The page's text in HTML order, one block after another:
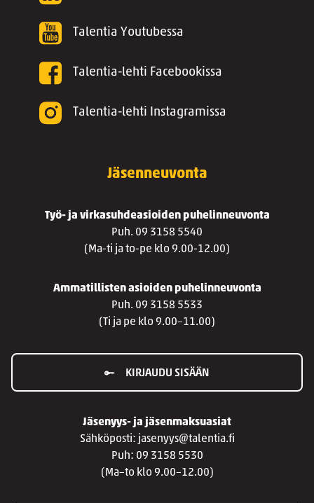
Talentia Youtubessa
Talentia-lehti Facebookissa
Talentia-lehti Instagramissa
Jäsenneuvonta
Työ- ja virkasuhdeasioiden puhelinneuvonta
Puh. 09 3158 5540
(Ma-ti ja to-pe klo 9.00-12.00)
Ammatillisten asioiden puhelinneuvonta
Puh. 09 3158 5533
(Ti ja pe klo 9.00–11.00)
KIRJAUDU SISÄÄN
Jäsenyys- ja jäsenmaksuasiat
Sähköposti: jasenyys@talentia.fi
Puh: 09 3158 5530
(Ma–to klo 9.00–12.00)